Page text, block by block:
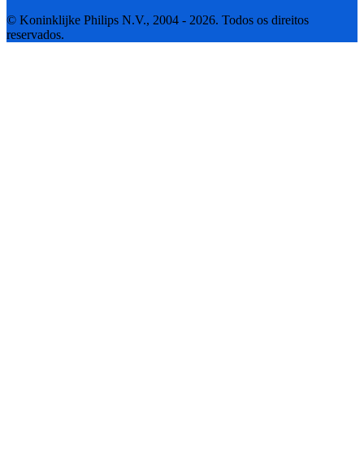
© Koninklijke Philips N.V., 2004 - 2026. Todos os direitos
reservados.